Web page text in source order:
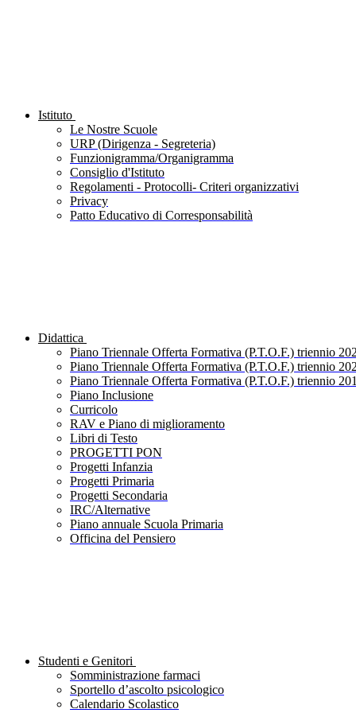
Istituto
Le Nostre Scuole
URP (Dirigenza - Segreteria)
Funzionigramma/Organigramma
Consiglio d'Istituto
Regolamenti - Protocolli- Criteri organizzativi
Privacy
Patto Educativo di Corresponsabilità
Didattica
Piano Triennale Offerta Formativa (P.T.O.F.) triennio
Piano Triennale Offerta Formativa (P.T.O.F.) triennio
Piano Triennale Offerta Formativa (P.T.O.F.) triennio
Piano Inclusione
Curricolo
RAV e Piano di miglioramento
Libri di Testo
PROGETTI PON
Progetti Infanzia
Progetti Primaria
Progetti Secondaria
IRC/Alternative
Piano annuale Scuola Primaria
Officina del Pensiero
Studenti e Genitori
Somministrazione farmaci
Sportello d’ascolto psicologico
Calendario Scolastico